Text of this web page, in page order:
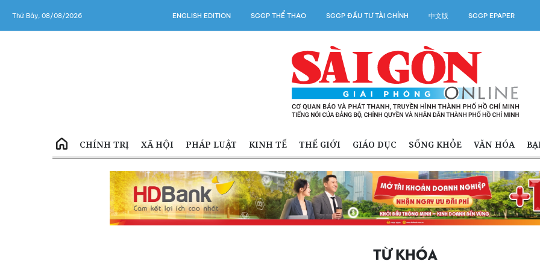
Thứ Bảy, 08/08/2026 ENGLISH EDITION SGGP THỂ THAO SGGP ĐẦU TƯ TÀI CHÍNH 中文版 SGGP EPAPER
CHÍNH TRỊ XÃ HỘI PHÁP LUẬT KINH TẾ THẾ GIỚI GIÁO DỤC SỐNG KHỎE VĂN HÓA
TỪ KHÓA